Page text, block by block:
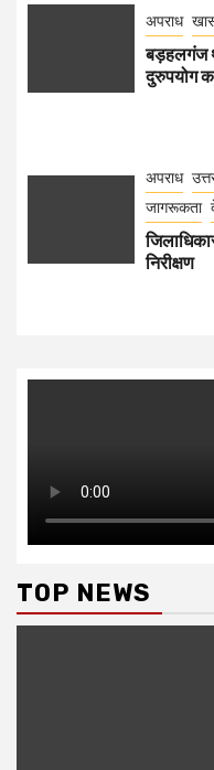
अपराध
बड़हलगंज
दुरुपयोग
अपराध
जागरूकता
निरीक्षण
TOP NEWS